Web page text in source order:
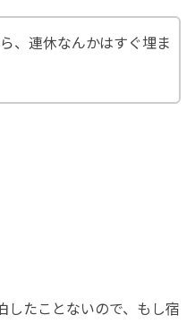
、連休なんかはすぐ埋ま
したことないので、もし宿